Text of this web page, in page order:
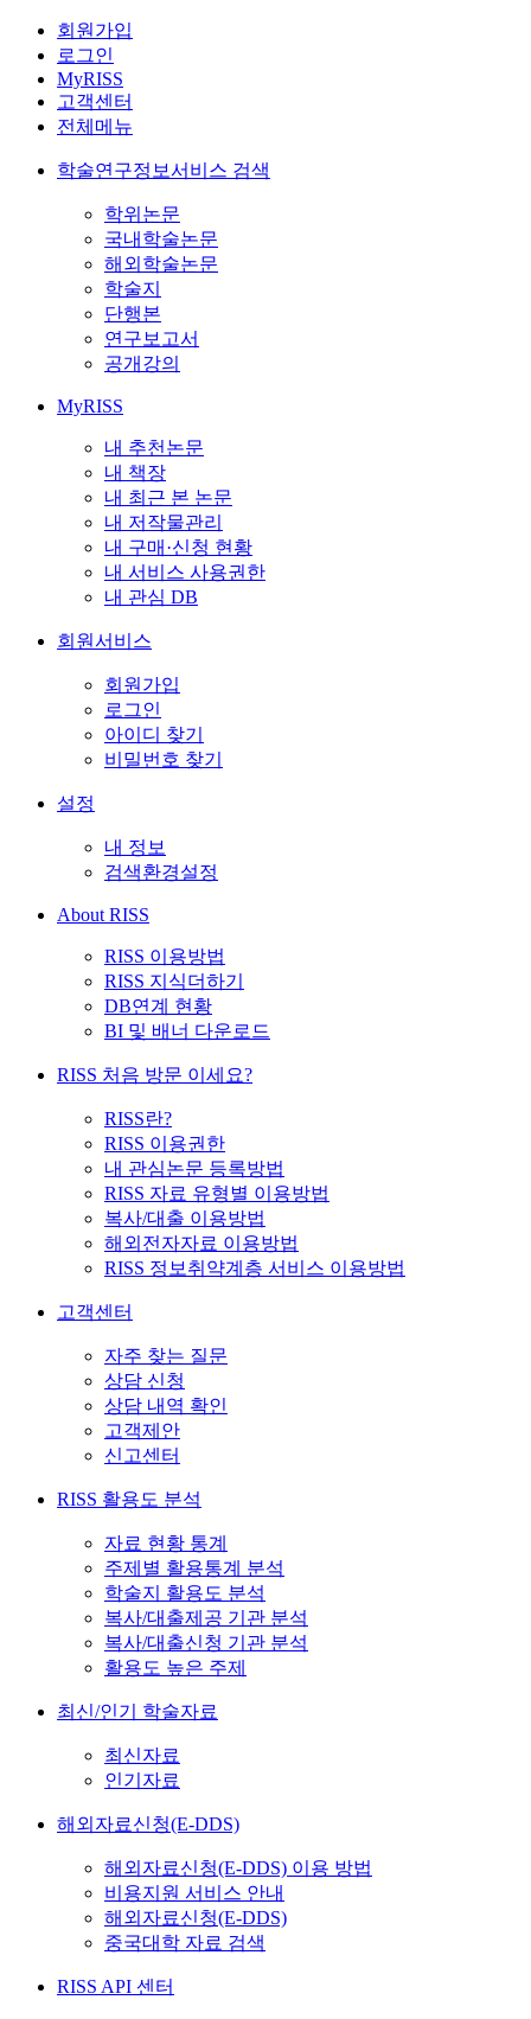
회원가입
로그인
MyRISS
고객센터
전체메뉴
학술연구정보서비스 검색
학위논문
국내학술논문
해외학술논문
학술지
단행본
연구보고서
공개강의
MyRISS
내 추천논문
내 책장
내 최근 본 논문
내 저작물관리
내 구매·신청 현황
내 서비스 사용권한
내 관심 DB
회원서비스
회원가입
로그인
아이디 찾기
비밀번호 찾기
설정
내 정보
검색환경설정
About RISS
RISS 이용방법
RISS 지식더하기
DB연계 현황
BI 및 배너 다운로드
RISS 처음 방문 이세요?
RISS란?
RISS 이용권한
내 관심논문 등록방법
RISS 자료 유형별 이용방법
복사/대출 이용방법
해외전자자료 이용방법
RISS 정보취약계층 서비스 이용방법
고객센터
자주 찾는 질문
상담 신청
상담 내역 확인
고객제안
신고센터
RISS 활용도 분석
자료 현황 통계
주제별 활용통계 분석
학술지 활용도 분석
복사/대출제공 기관 분석
복사/대출신청 기관 분석
활용도 높은 주제
최신/인기 학술자료
최신자료
인기자료
해외자료신청(E-DDS)
해외자료신청(E-DDS) 이용 방법
비용지원 서비스 안내
해외자료신청(E-DDS)
중국대학 자료 검색
RISS API 센터